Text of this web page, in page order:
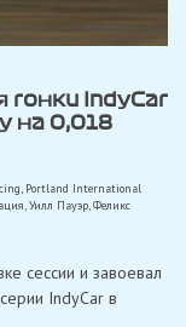
гонки IndyCar
на 0,018
, Portland International
,Уилл Пауэр,Феликс
сессии и завоевал
IndyCar в